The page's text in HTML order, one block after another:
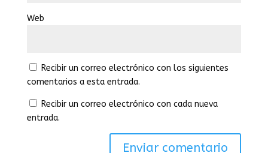
Web
Recibir un correo electrónico con los siguientes
comentarios a esta entrada.
Recibir un correo electrónico con cada nueva
entrada.